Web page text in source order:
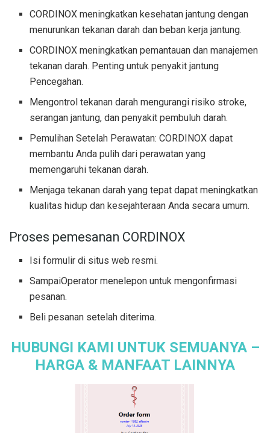
CORDINOX meningkatkan kesehatan jantung dengan
menurunkan tekanan darah dan beban kerja jantung.
CORDINOX meningkatkan pemantauan dan manajemen
tekanan darah. Penting untuk penyakit jantung
Pencegahan.
Mengontrol tekanan darah mengurangi risiko stroke,
serangan jantung, dan penyakit pembuluh darah.
Pemulihan Setelah Perawatan: CORDINOX dapat
membantu Anda pulih dari perawatan yang
memengaruhi tekanan darah.
Menjaga tekanan darah yang tepat dapat meningkatkan
kualitas hidup dan kesejahteraan Anda secara umum.
Proses pemesanan CORDINOX
Isi formulir di situs web resmi.
SampaiOperator menelepon untuk mengonfirmasi
pesanan.
Beli pesanan setelah diterima.
HUBUNGI KAMI UNTUK SEMUANYA –
HARGA & MANFAAT LAINNYA